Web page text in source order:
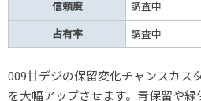
信頼度 調査中
占有率 調査中
009甘デジの保留変化チャンスカス
を大幅アップさせます。青保留や